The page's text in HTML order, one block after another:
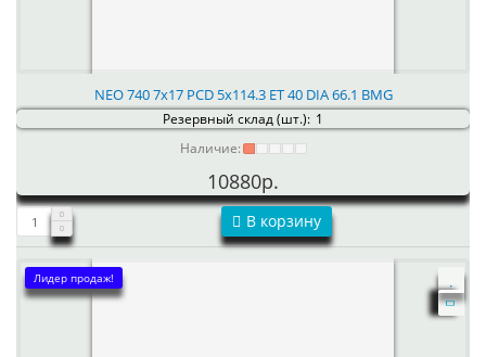
NEO 740 7x17 PCD 5x114.3 ET 40 DIA 66.1 BMG
Резервный склад (шт.): 1
Наличие:
10880р.
В корзину
Лидер продаж!